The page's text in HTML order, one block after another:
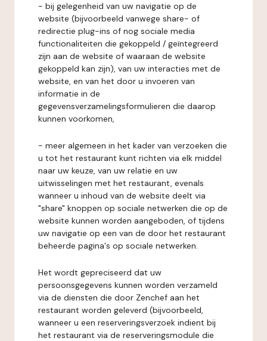
- bij gelegenheid van uw navigatie op de
website (bijvoorbeeld vanwege share- of
redirectie plug-ins of nog sociale media
functionaliteiten die gekoppeld / geïntegreerd
zijn aan de website of waaraan de website
gekoppeld kan zijn), van uw interacties met de
website, en van het door u invoeren van
informatie in de
gegevensverzamelingsformulieren die daarop
kunnen voorkomen,
- meer algemeen in het kader van verzoeken die
u tot het restaurant kunt richten via elk middel
naar uw keuze, van uw relatie en uw
uitwisselingen met het restaurant, evenals
wanneer u inhoud van de website deelt via
"share" knoppen op sociale netwerken die op de
website kunnen worden aangeboden, of tijdens
uw navigatie op een van de door het restaurant
beheerde pagina's op sociale netwerken.
Het wordt gepreciseerd dat uw
persoonsgegevens kunnen worden verzameld
via de diensten die door Zenchef aan het
restaurant worden geleverd (bijvoorbeeld,
wanneer u een reserveringsverzoek indient bij
het restaurant via de reserveringsmodule die